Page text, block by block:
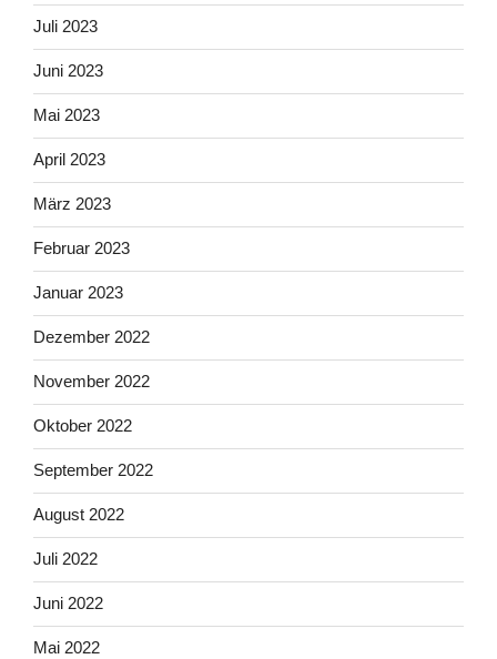
Juli 2023
Juni 2023
Mai 2023
April 2023
März 2023
Februar 2023
Januar 2023
Dezember 2022
November 2022
Oktober 2022
September 2022
August 2022
Juli 2022
Juni 2022
Mai 2022